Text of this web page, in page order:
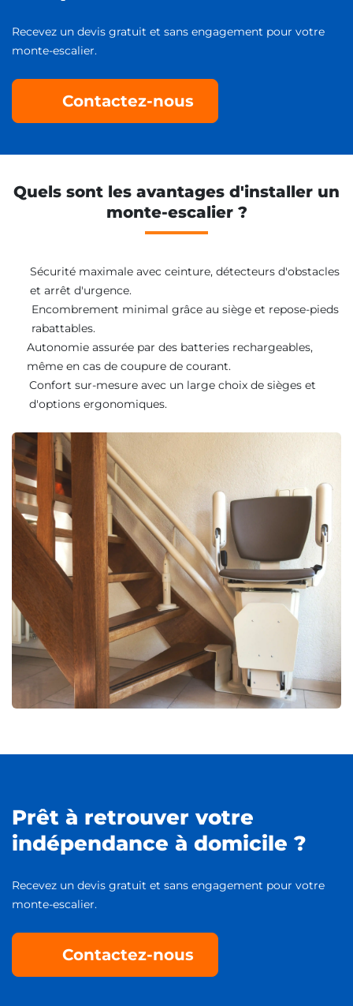
Recevez un devis gratuit et sans engagement pour votre
monte-escalier.
Contactez-nous
Quels sont les avantages d'installer un
monte-escalier ?
Sécurité maximale avec ceinture, détecteurs d'obstacles
et arrêt d'urgence.
Encombrement minimal grâce au siège et repose-pieds
rabattables.
Autonomie assurée par des batteries rechargeables,
même en cas de coupure de courant.
Confort sur-mesure avec un large choix de sièges et
d'options ergonomiques.
Prêt à retrouver votre
indépendance à domicile ?
Recevez un devis gratuit et sans engagement pour votre
monte-escalier.
Contactez-nous